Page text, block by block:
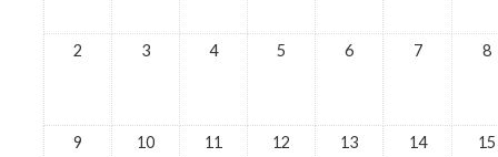
2 3 4 5 6 7 8
9 10 11 12 13 14 15